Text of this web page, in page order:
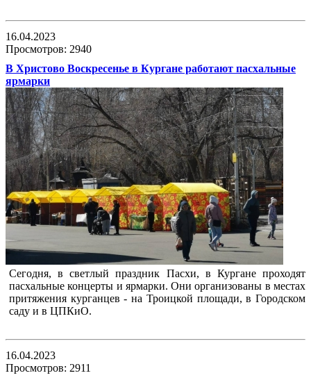
16.04.2023
Просмотров: 2940
В Христово Воскресенье в Кургане работают пасхальные
ярмарки
Сегодня, в светлый праздник Пасхи, в Кургане проходят
пасхальные концерты и ярмарки. Они организованы в местах
притяжения курганцев - на Троицкой площади, в Городском
саду и в ЦПКиО.
16.04.2023
Просмотров: 2911